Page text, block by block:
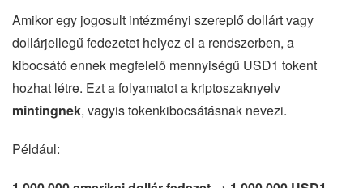
Amikor egy jogosult intézményi szereplő dollárt vagy
dollárjellegű fedezetet helyez el a rendszerben, a
kibocsátó ennek megfelelő mennyiségű USD1 tokent
hozhat létre. Ezt a folyamatot a kriptoszaknyelv
mintingnek, vagyis tokenkibocsátásnak nevezi.
Például: